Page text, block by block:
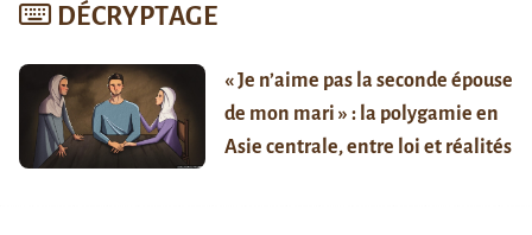
DÉCRYPTAGE
« Je n’aime pas la seconde épouse
de mon mari » : la polygamie en
Asie centrale, entre loi et réalités